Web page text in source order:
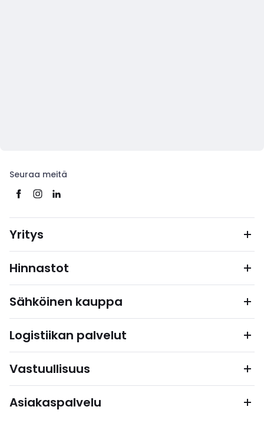
Seuraa meitä
Yritys
Hinnastot
Sähköinen kauppa
Logistiikan palvelut
Vastuullisuus
Asiakaspalvelu